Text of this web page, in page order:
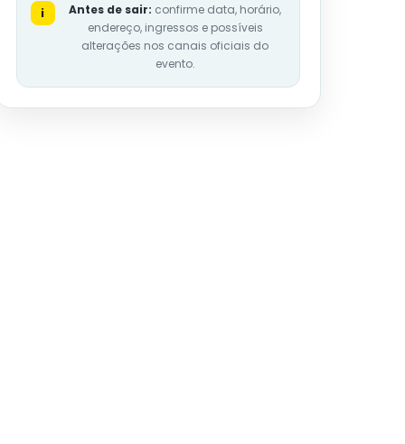
i Antes de sair: confirme data, horário,
endereço, ingressos e possíveis
alterações nos canais oficiais do
evento.